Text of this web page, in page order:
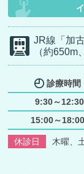
JR線 「加
（約650m
診療時間
9:30～12:30
15:00～18:00
休診日 木曜、